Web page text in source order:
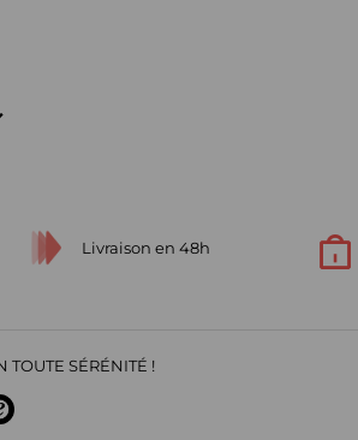
Livraison en 48h
TOUTE SÉRÉNITÉ !